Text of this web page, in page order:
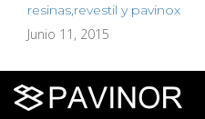
resinas,revestil y pavinox
Junio 11, 2015